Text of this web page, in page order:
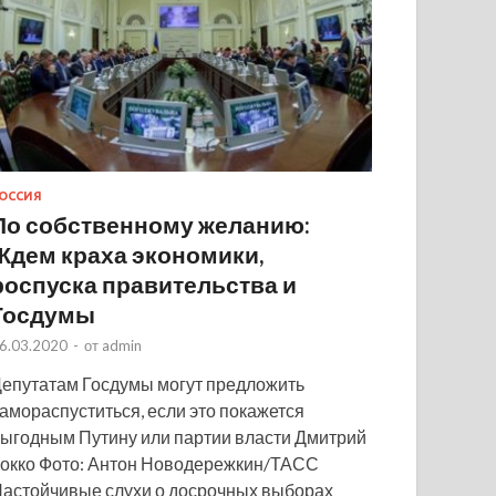
собственному желанию:
краха экономики,
правительства и
- от admin
Госдумы могут предложить
если это покажется
Путину или партии власти Дмитрий
Фото: Антон Новодережкин/ТАСС
слухи о досрочных выборах